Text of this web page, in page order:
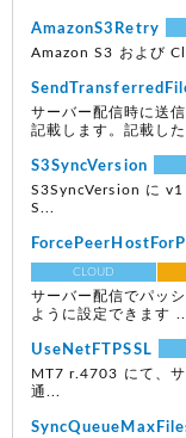
AmazonS3Retry
Amazon S3 および
サーバー配信時に送
記載します。記載し
S3SyncVersion
S3SyncVersion に v1
S...
CLOUD
サーバー配信でパッ
ように設定できます
UseNetFTPSSL
MT7 r.4703 にて、サ
通...